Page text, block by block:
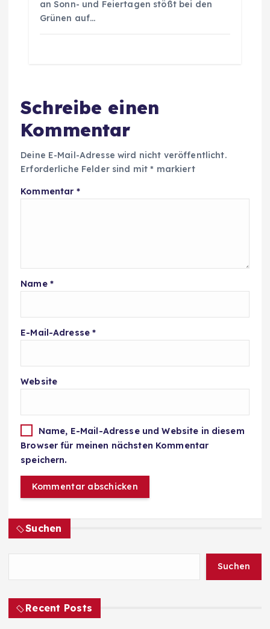
an Sonn- und Feiertagen stößt bei den
Grünen auf…
Schreibe einen
Kommentar
Deine E-Mail-Adresse wird nicht veröffentlicht.
Erforderliche Felder sind mit* markiert
Kommentar *
Name *
E-Mail-Adresse*
Website
Name, E-Mail-Adresse und Website in diesem
Browser für meinen nächsten Kommentar
speichern.
Suchen
Suchen
Recent Posts